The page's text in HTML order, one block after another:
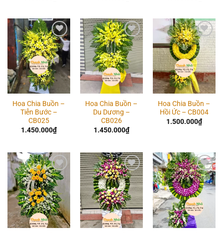
Add to
wishlist
Hoa Chia Buồn –
Tiễn Bước –
CB025
1.450.000₫
Add to
wishlist
Hoa Chia Buồn –
Du Dương –
CB026
1.450.000₫
Add to
wishlist
Hoa Chia Buồn –
Hồi Ức – CB004
1.500.000₫
Add to
wishlist
Add to
wishlist
Add to
wishlist